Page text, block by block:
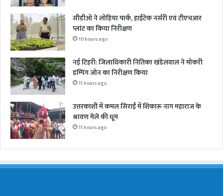
सीडीओ ने लोहिया पार्क, हाईटेक नर्सरी एवं टीएचआर
प्लांट का किया निरीक्षण
10 hours ago
नई टिहरी: जिलाधिकारी नितिका खंडेलवाल ने मोकरी
डम्पिंग जोन का निरीक्षण किया
11 hours ago
उत्तरकाशी में कमल सिराईं में शिकारू नाग महाराज के
श्रावण मेले की धूम
11 hours ago